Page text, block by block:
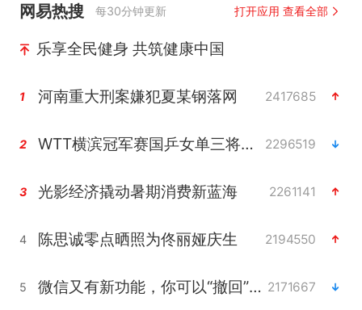
网易热搜 每30分钟更新 打开应用 查看全部
乐享全民健身 共筑健康中国
1 河南重大刑案嫌犯夏某钢落网 2417685
2 WTT横滨冠军赛国乒女单三将晋级四强 2296519
3 光影经济撬动暑期消费新蓝海 2261141
4 陈思诚零点晒照为佟丽娅庆生 2194550
5 微信又有新功能，你可以“撤回”你的撤回了！ 2171667